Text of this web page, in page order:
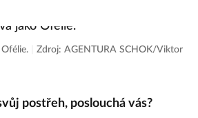
Zdroj: AGENTURA SCHOK/Viktor
postřeh, poslouchá vás?